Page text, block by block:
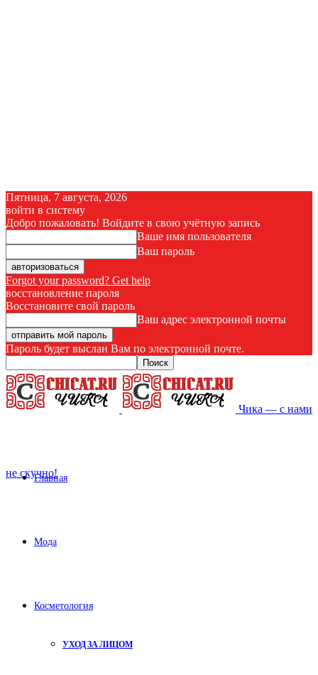
Пятница, 7 августа, 2026
войти в систему
Добро пожаловать! Войдите в свою учётную запись
Ваше имя пользователя
Ваш пароль
Forgot your password? Get help
восстановление пароля
Восстановите свой пароль
Ваш адрес электронной почты
Пароль будет выслан Вам по электронной почте.
Чика — с нами
не скучно!
Главная
Мода
Косметология
УХОД ЗА ЛИЦОМ